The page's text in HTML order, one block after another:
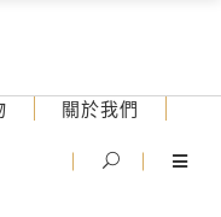
關於我們